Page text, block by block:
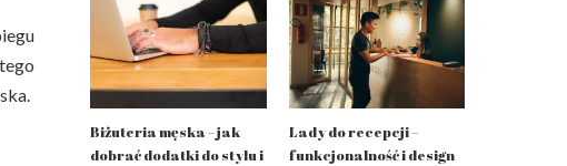
Biżuteria męska – jak
dobrać dodatki do stylu i
Lady do recepcji –
funkcjonalność i design